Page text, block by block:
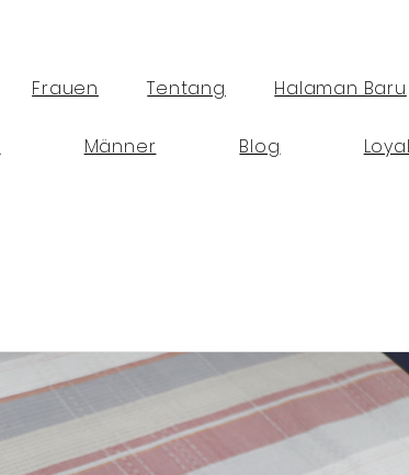
Frauen Tentang Halaman Baru
Männer Blog